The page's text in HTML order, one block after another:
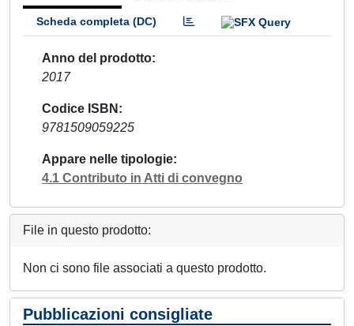
Scheda completa (DC)
Anno del prodotto
2017
Codice ISBN
9781509059225
Appare nelle tipologie
4.1 Contributo in Atti di convegno
File in questo prodotto:
Non ci sono file associati a questo prodotto.
Pubblicazioni consigliate